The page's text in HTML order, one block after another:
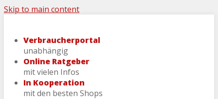
Skip to main content
Verbraucherportal
unabhängig
Online Ratgeber
mit vielen Infos
In Kooperation
mit den besten Shops